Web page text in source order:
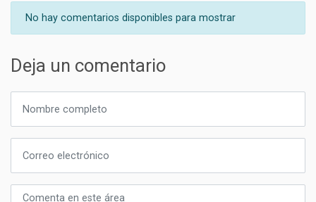
No hay comentarios disponibles para mostrar
Deja un comentario